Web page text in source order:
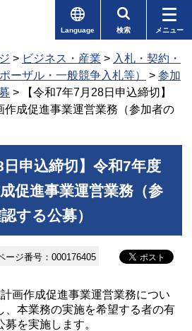
Language 検索 メニュー
> ビジネス・産業 > 入札・契約・
ーザル・一般競争入札等） > 参加
> 【令和7年7月28日申込締切】
作成促進事業運営業務（参加者の
日申込締切】令和7年度
促進事業運営業務（参
する公募）
ージ番号：000176405
画作成促進事業運営業務につい
、本業務の実施を希望する者の有
を実施します。